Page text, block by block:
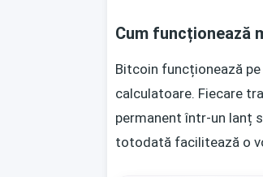
Cum funcționează
Bitcoin funcționează
calculatoare. Fiecare
permanent într-un lanț
totodată facilitează o